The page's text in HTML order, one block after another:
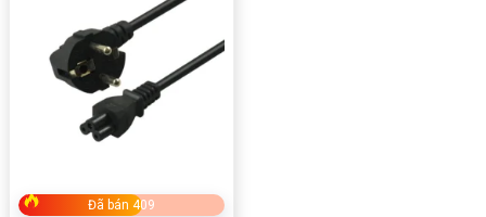
sẵn tại Tấn Phát Ad hotline: 0949579078 – 0888195969
Đã bán 409